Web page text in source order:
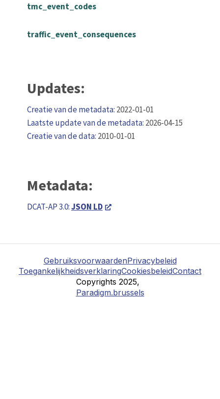
tmc_event_codes
traffic_event_consequences
Updates:
Creatie van de metadata: 2022-01-01
Laatste update van de metadata: 2026-04-15
Creatie van de data: 2010-01-01
Metadata:
DCAT-AP 3.0:JSON LD
GebruiksvoorwaardenPrivacybeleid
ToegankelijkheidsverklaringCookiesbeleidContact
Copyrights 2025,
Paradigm.brussels